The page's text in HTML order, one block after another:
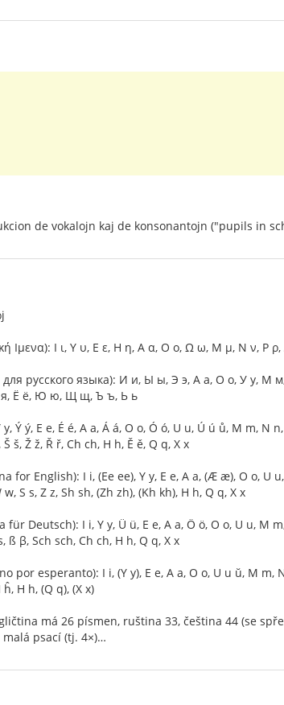
de vokalojn kaj de konsonantojn ("pupils in
Ιμενα): Ι ι, Υ υ, Ε ε, Η η, Α α, Ο ο, Ω ω, Μ μ, Ν ν, Ρ
русского языка): И и, Ы ы, Э э, А а, О о, У у, М
я, Ё ё, Ю ю, Щ щ, Ъ ъ, Ь ь
Ý ý, E e, É é, A a, Á á, O o, Ó ó, U u, Ú ú ů, M m, N
š, Ž ž, Ř ř, Ch ch, H h, Ě ě, Q q, X x
for English): I i, (Ee ee), Y y, E e, A a, (Æ æ), O o, U
w, S s, Z z, Sh sh, (Zh zh), (Kh kh), H h, Q q, X x
Deutsch): I i, Y y, Ü ü, E e, A a, Ö ö, O o, U u, M
ß β, Sch sch, Ch ch, H h, Q q, X x
por esperanto): I i, (Y y), E e, A a, O o, U u ŭ, M m,
ĥ, H h, (Q q), (X x)
má 26 písmen, ruština 33, čeština 44 (se
malá psací (tj. 4×)…